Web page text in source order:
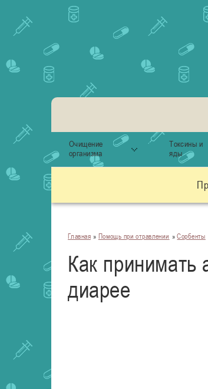
Очищение
организма
Токсины и
яды
Главная » Помощь при отравлении »Сорбенты
Как принимать
диарее